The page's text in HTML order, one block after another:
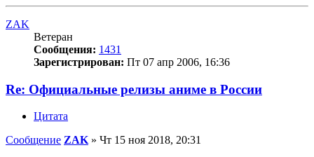
ZAK
Ветеран
Сообщения: 1431
Зарегистрирован: Пт 07 апр 2006, 16:36
Re: Официальные релизы аниме в России
Цитата
Сообщение ZAK » Чт 15 ноя 2018, 20:31